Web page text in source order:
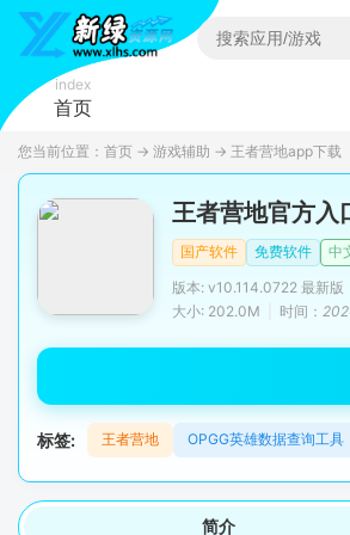
index
首页
您当前位置： 首页 → 游戏辅助 → 王者营地app下载
王者营地官方入
国产软件 免费软件
中
版本: v10.114.0722 最新版
大小: 202.0M
时间：
标签: 王者营地 OPGG英雄数据查询工具
简介